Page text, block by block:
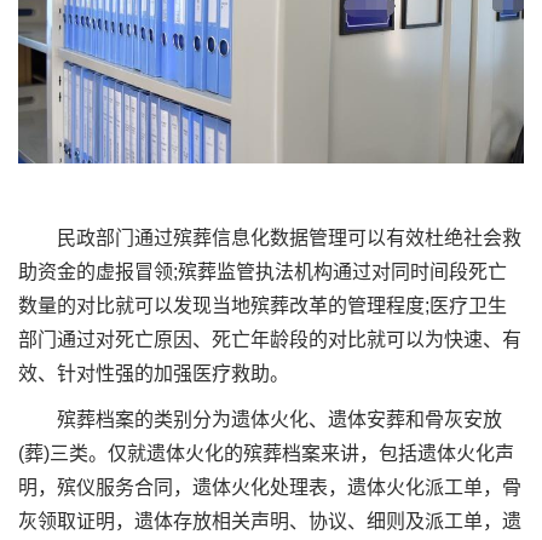
民政部门通过殡葬信息化数据管理可以有效杜绝社会救
助资金的虚报冒领;殡葬监管执法机构通过对同时间段死亡
数量的对比就可以发现当地殡葬改革的管理程度;医疗卫生
部门通过对死亡原因、死亡年龄段的对比就可以为快速、有
效、针对性强的加强医疗救助。
殡葬档案的类别分为遗体火化、遗体安葬和骨灰安放
(葬)三类。仅就遗体火化的殡葬档案来讲，包括遗体火化声
明，殡仪服务合同，遗体火化处理表，遗体火化派工单，骨
灰领取证明，遗体存放相关声明、协议、细则及派工单，遗